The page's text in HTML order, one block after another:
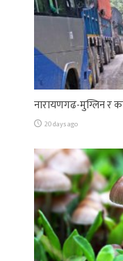
नारायणगढ-मुग्लिन र
20 days ago